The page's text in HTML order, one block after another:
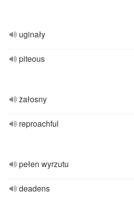
uginały
piteous
żałosny
reproachful
pełen wyrzutu
deadens